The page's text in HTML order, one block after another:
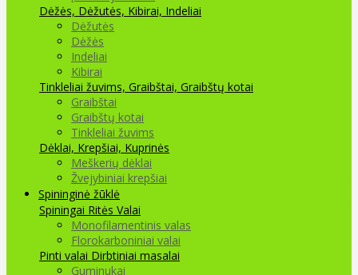
Dėžės, Dėžutės, Kibirai, Indeliai
Dėžutės
Dėžės
Indeliai
Kibirai
Tinkleliai žuvims, Graibštai, Graibštų kotai
Graibštai
Graibštų kotai
Tinkleliai žuvims
Dėklai, Krepšiai, Kuprinės
Meškerių dėklai
Žvejybiniai krepšiai
Spininginė žūklė
Spiningai Ritės Valai
Monofilamentinis valas
Florokarboniniai valai
Pinti valai Dirbtiniai masalai
Guminukai